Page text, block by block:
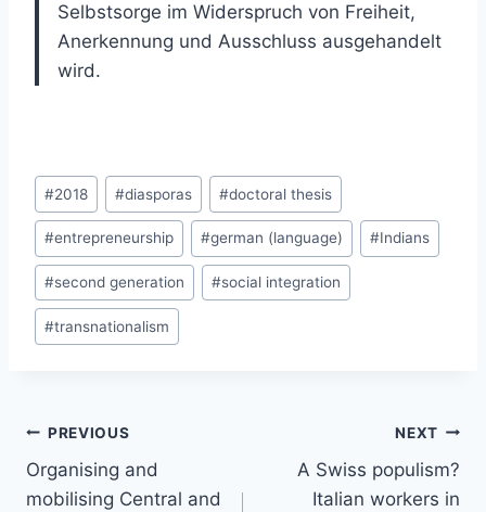
Selbstsorge im Widerspruch von Freiheit,
Anerkennung und Ausschluss ausgehandelt
wird.
Post
Tags:
#2018 #diasporas #doctoral thesis
#entrepreneurship #german (language) #Indians
#second generation #social integration
#transnationalism
Post
navigation
PREVIOUS
Organising and
mobilising Central and
NEXT
A Swiss populism?
Italian workers in